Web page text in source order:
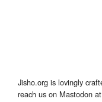
Jisho.org is lovingly
reach us on Mastodon at